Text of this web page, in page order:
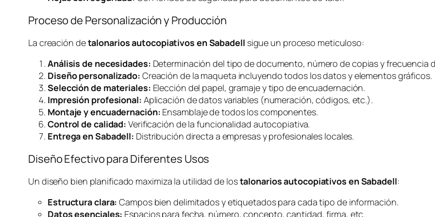
Proceso de Personalización y Producción
La creación detalonarios autocopiativos en Sabadell sigue un proceso meticuloso:
Análisis de necesidades: Determinación del tipo de documento, número de copias y frecuencia
Diseño personalizado: Creación de la maqueta incluyendo todos los datos y elementos gráficos.
Selección de materiales: Elección del papel, gramaje y tipo de encuadernación.
Impresión profesional: Aplicación de datos variables (numeración, códigos, etc.).
Montaje y encuadernación: Ensamblaje de todos los componentes.
Control de calidad: Verificación de la funcionalidad autocopiativa.
Entrega en Sabadell: Distribución directa a empresas y profesionales locales.
Diseño Efectivo para Diferentes Usos
Un diseño bien planificado maximiza la utilidad de lostalonarios autocopiativos en Sabadell:
Estructura clara: Campos bien delimitados y etiquetados para cada tipo de información.
Datos esenciales: Espacios para fecha, número, concepto, cantidad, firma, etc.